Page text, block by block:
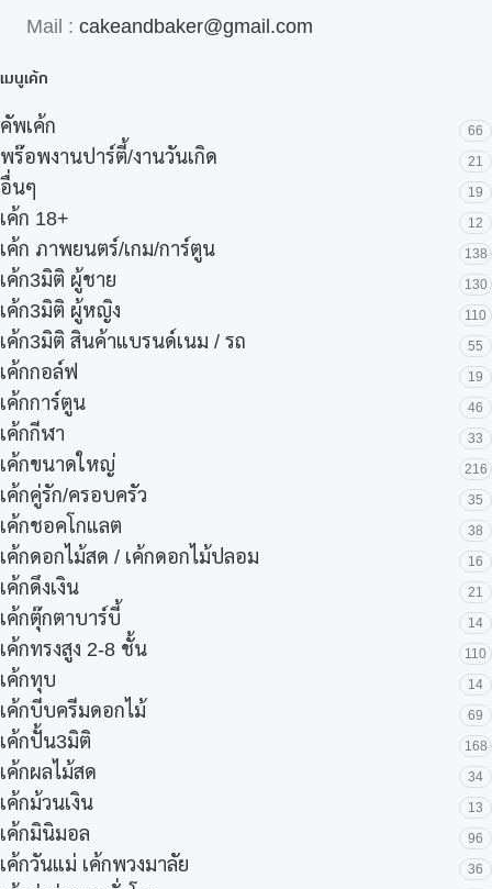
Mail : cakeandbaker@gmail.com
เมนูเค้ก
คัพเค้ก 66
พร๊อพงานปาร์ตี้/งานวันเกิด 21
อื่นๆ 19
เค้ก 18+ 12
เค้ก ภาพยนตร์/เกม/การ์ตูน 138
เค้ก3มิติ ผู้ชาย 130
เค้ก3มิติ ผู้หญิง 110
เค้ก3มิติ สินค้าแบรนด์เนม / รถ 55
เค้กกอล์ฟ 19
เค้กการ์ตูน 46
เค้กกีฬา 33
เค้กขนาดใหญ่ 216
เค้กคู่รัก/ครอบครัว 35
เค้กชอคโกแลต 38
เค้กดอกไม้สด / เค้กดอกไม้ปลอม 16
เค้กดึงเงิน 21
เค้กตุ๊กตาบาร์บี้ 14
เค้กทรงสูง 2-8 ชั้น 110
เค้กทุบ 14
เค้กบีบครีมดอกไม้ 69
เค้กปั้น3มิติ 168
เค้กผลไม้สด 34
เค้กม้วนเงิน 13
เค้กมินิมอล 96
เค้กวันแม่ เค้กพวงมาลัย 36